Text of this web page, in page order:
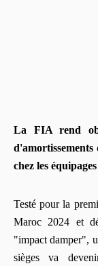
La FIA rend
d'amortissements
chez les équipages
Testé pour la
Maroc 2024 et
"impact damper",
sièges va